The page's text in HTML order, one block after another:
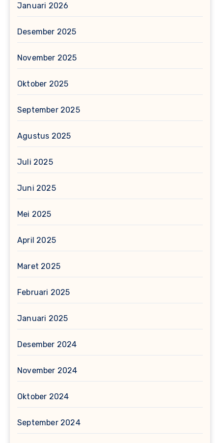
Januari 2026
Desember 2025
November 2025
Oktober 2025
September 2025
Agustus 2025
Juli 2025
Juni 2025
Mei 2025
April 2025
Maret 2025
Februari 2025
Januari 2025
Desember 2024
November 2024
Oktober 2024
September 2024